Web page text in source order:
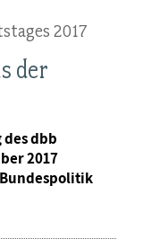
2017
der
dbb
2017